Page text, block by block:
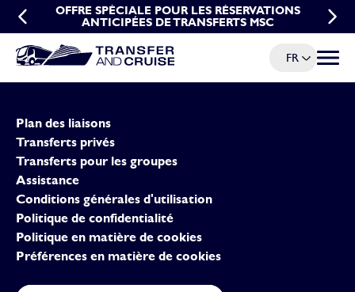
OFFRE DE GROUPE POUR LES TRANSFERTS MSC
OFFRE SPÉCIALE POUR LES RÉSERVATIONS
ANTICIPÉES DE TRANSFERTS MSC
FR Menu
Plan des liaisons
Transferts privés
Transferts pour les groupes
Assistance
Conditions générales d'utilisation
Politique de confidentialité
Politique en matière de cookies
Préférences en matière de cookies